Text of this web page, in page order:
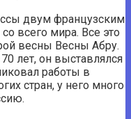
двум французским
всего мира. Все это
весны Весны Абру.
лет, он выставлялся
работы в
стран, у него много